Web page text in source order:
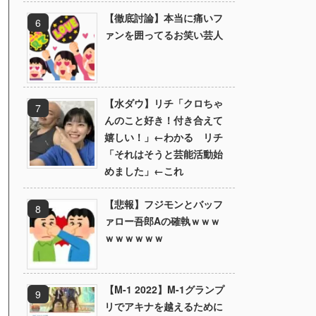
【徹底討論】本当に痛いフ
ァンを囲ってるお笑い芸人
【水ダウ】リチ「クロちゃ
んのこと好き！付き合えて
嬉しい！」←わかる リチ
「それはそうと芸能活動始
めました」←これ
【悲報】フジモンとバッフ
ァロー吾郎Aの確執ｗｗｗ
ｗｗｗｗｗｗ
【M-1 2022】M-1グランプ
リでアキナを越えるために